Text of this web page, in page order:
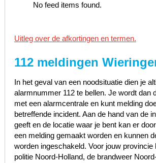
No feed items found.
Uitleg over de afkortingen en termen.
112 meldingen
In het geval van een noodsituatie dien je
alarmnummer 112 te bellen. Je wordt dan
met een alarmcentrale en kunt melding
betreffende incident. Aan de hand van de
geeft en de locatie waar je bent kan er
een melding gemaakt worden en kunnen
worden ingeschakeld. Voor jouw provincie
politie Noord-Holland, de brandweer